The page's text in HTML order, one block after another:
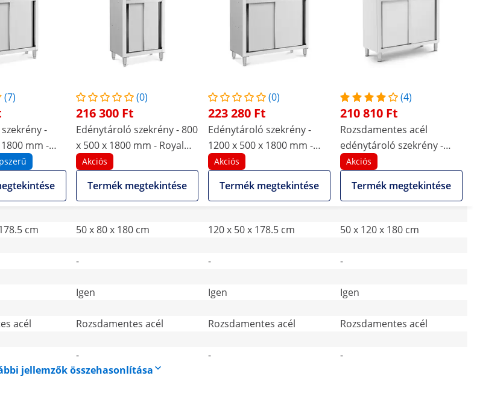
(7)
-
mm -
(0)
216 300 Ft
Edénytároló szekrény - 800
x 500 x 1800 mm - Royal
Catering
Akciós
Termék megtekintése
(0)
223 280 Ft
Edénytároló szekrény -
1200 x 500 x 1800 mm -
Royal Catering
Akciós
Termék megtekintése
(4)
210 810 Ft
Rozsdamentes acél
edénytároló szekrény -
1200 x 500 x 1800 mm - 4
polc - max. 200 kg - Royal
Catering
Akciós
Termék megtekintése
cm 50 x 80 x 180 cm 120 x 50 x 178.5 cm
50 x 120 x 180 cm
- -
-
Igen Igen
Igen
acél Rozsdamentes acél Rozsdamentes acél
Rozsdamentes acél
- -
-
jellemzők összehasonlítása